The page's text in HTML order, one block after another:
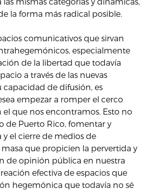
la forma más radical posible.
comunicativos que sirvan
especialmente
de la libertad que todavía
a través de las nuevas
capacidad de difusión, es
empezar a romper el cerco
que nos encontramos. Esto no
de Puerto Rico, fomentar y
y el cierre de medios de
que propicien la pervertida y
de opinión pública en nuestra
efectiva de espacios que
hegemónica que todavía no sé